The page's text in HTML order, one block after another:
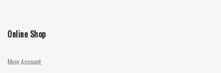
Online Shop
Mein Account